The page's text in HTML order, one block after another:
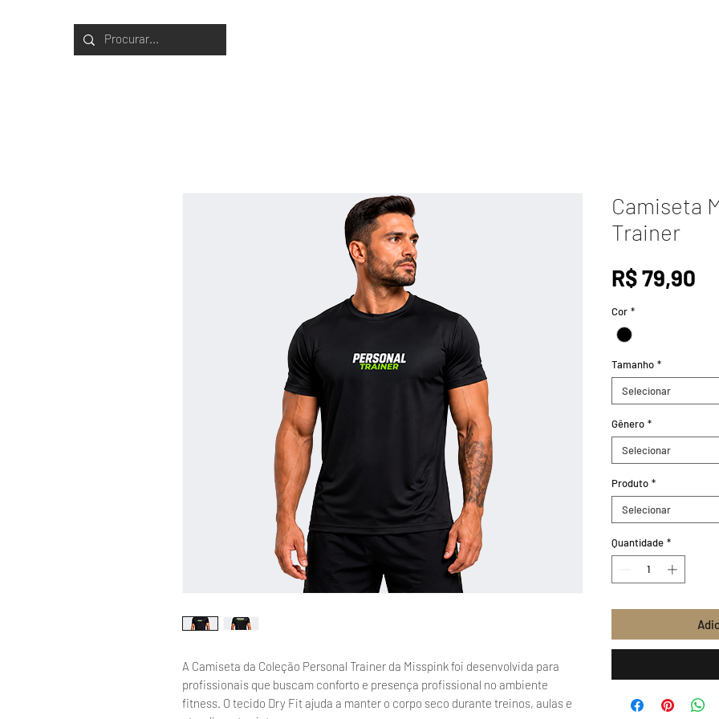
A Camiseta da Coleção Personal Trainer da Misspink foi desenvolvida para
profissionais que buscam conforto e presença profissional no ambiente
fitness. O tecido Dry Fit ajuda a manter o corpo seco durante treinos, aulas e
Camiseta
Trainer
R$ 79,90
Cor *
Tamanho *
Selecionar
Gênero *
Selecionar
Produto *
Selecionar
Quantidade *